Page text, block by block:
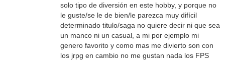
solo tipo de diversión en este hobby, y porque no
le guste/se le de bien/le parezca muy difícil
determinado titulo/saga no quiere decir ni que sea
un manco ni un casual, a mi por ejemplo mi
genero favorito y como mas me divierto son con
los jrpg en cambio no me gustan nada los FPS